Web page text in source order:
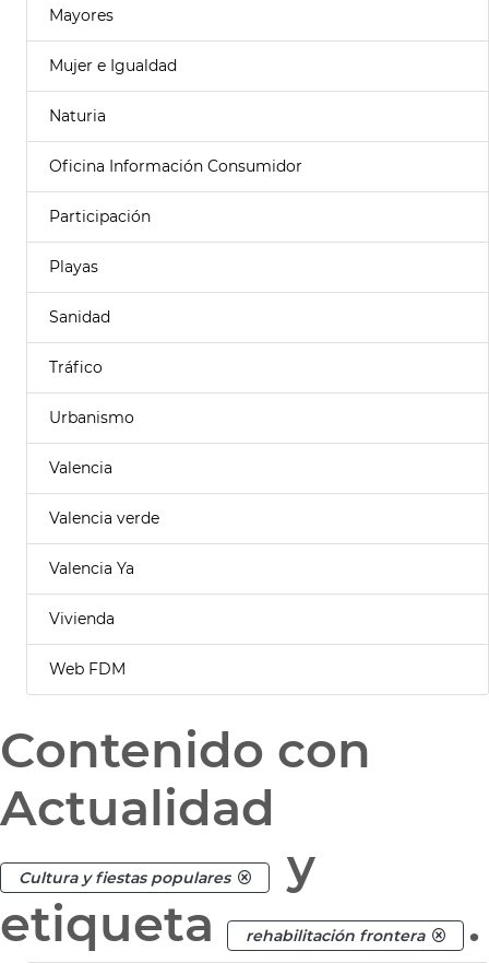
Mayores
Mujer e Igualdad
Naturia
Oficina Información Consumidor
Participación
Playas
Sanidad
Tráfico
Urbanismo
Valencia
Valencia verde
Valencia Ya
Vivienda
Web FDM
Contenido con
Actualidad
Cultura y fiestas populares
y
etiqueta
rehabilitación frontera .